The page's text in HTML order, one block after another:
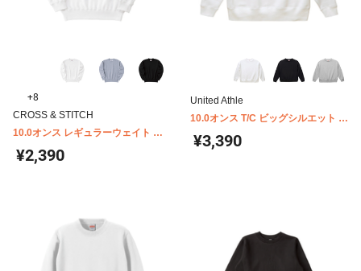
+8
CROSS & STITCH
10.0オンス レギュラーウェイト ス
ウェットシャツ SW2210
¥2,390
United Athle
10.0オンス T/C ビッグシルエット ク
ルーネック スウェット(裏起毛)
5627-01
¥3,390